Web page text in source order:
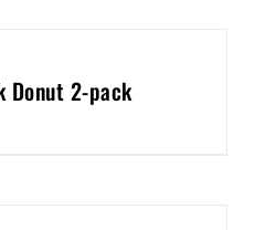
Donut 2-pack